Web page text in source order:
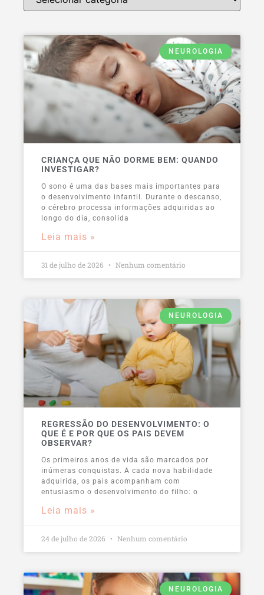
NEUROLOGIA
CRIANÇA QUE NÃO DORME BEM: QUANDO
INVESTIGAR?
O sono é uma das bases mais importantes para
o desenvolvimento infantil. Durante o descanso,
o cérebro processa informações adquiridas ao
longo do dia, consolida
Leia mais »
31 de julho de 2026 Nenhum comentário
NEUROLOGIA
REGRESSÃO DO DESENVOLVIMENTO: O
QUE É E POR QUE OS PAIS DEVEM
OBSERVAR?
Os primeiros anos de vida são marcados por
inúmeras conquistas. A cada nova habilidade
adquirida, os pais acompanham com
entusiasmo o desenvolvimento do filho: o
Leia mais »
24 de julho de 2026 Nenhum comentário
NEUROLOGIA